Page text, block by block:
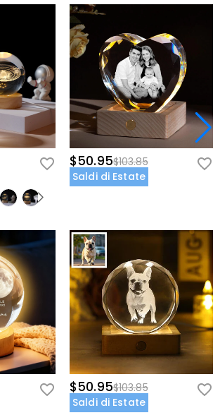
$50.95$103.85
Saldi di Estate
$50.95$103.85
Saldi di Estate